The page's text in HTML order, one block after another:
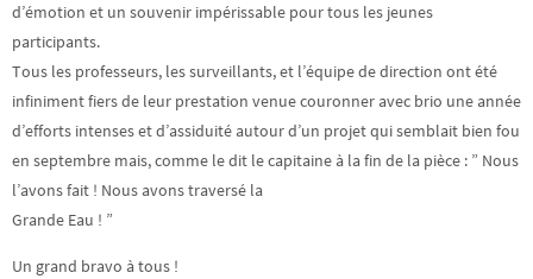
d’émotion et un souvenir impérissable pour tous les jeunes
participants.
Tous les professeurs, les surveillants, et l’équipe de direction ont été
infiniment fiers de leur prestation venue couronner avec brio une année
d’efforts intenses et d’assiduité autour d’un projet qui semblait bien fou
en septembre mais, comme le dit le capitaine à la fin de la pièce : ” Nous
l’avons fait ! Nous avons traversé la
Grande Eau ! ”
Un grand bravo à tous !